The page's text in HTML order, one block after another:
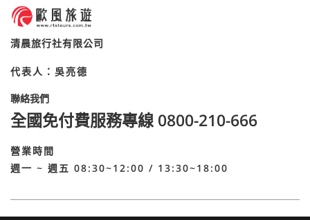
清晨旅行社有限公司
代表人：吳亮德
全國免付費服務專線 0800-210-666
週一 ~ 週五 08:30~12:00 / 13:30~18:00